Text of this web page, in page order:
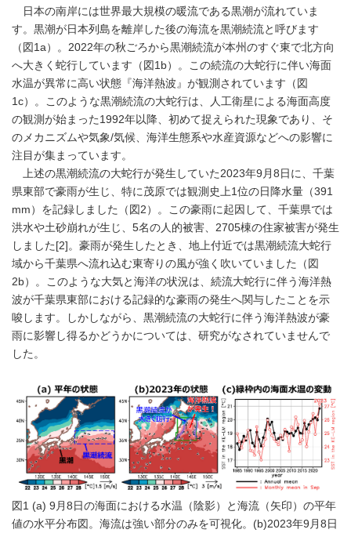
日本の南岸には世界最大規模の暖流である黒潮が流れていま
す。黒潮が日本列島を離岸した後の海流を黒潮続流と呼びます
（図1a）。2022年の秋ごろから黒潮続流が本州のすぐ東で北方向
へ大きく蛇行しています（図1b）。この続流の大蛇行に伴い海面
水温が異常に高い状態『海洋熱波』が観測されています（図
1c）。このような黒潮続流の大蛇行は、人工衛星による海面高度
の観測が始まった1992年以降、初めて捉えられた現象であり、そ
のメカニズムや気象/気候、海洋生態系や水産資源などへの影響に
注目が集まっています。
上述の黒潮続流の大蛇行が発生していた2023年9月8日に、千葉
県東部で豪雨が生じ、特に茂原では観測史上1位の日降水量（391
mm）を記録しました（図2）。この豪雨に起因して、千葉県では
洪水や土砂崩れが生じ、5名の人的被害、2705棟の住家被害が発生
しました[2]。豪雨が発生したとき、地上付近では黒潮続流大蛇行
域から千葉県へ流れ込む東寄りの風が強く吹いていました（図
2b）。このような大気と海洋の状況は、続流大蛇行に伴う海洋熱
波が千葉県東部における記録的な豪雨の発生へ関与したことを示
唆します。しかしながら、黒潮続流の大蛇行に伴う海洋熱波が豪
雨に影響し得るかどうかについては、研究がなされていませんで
した。
図1 (a) 9月8日の海面における水温（陰影）と海流（矢印）の平年
値の水平分布図。海流は強い部分のみを可視化。(b)2023年9月8日